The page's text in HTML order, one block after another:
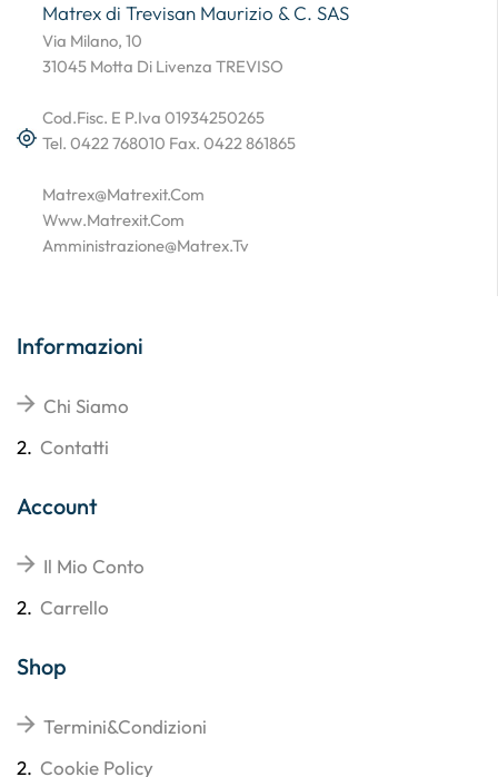
Matrex di Trevisan Maurizio & C. SAS
Via Milano, 10
31045 Motta Di Livenza TREVISO
Cod.Fisc. E P.Iva 01934250265
Tel. 0422 768010 Fax. 0422 861865
Matrex@matrexit.com
Www.matrexit.com
Amministrazione@matrex.tv
Informazioni
Chi Siamo
2. Contatti
Account
Il Mio Conto
2. Carrello
Shop
Termini&Condizioni
2. Cookie Policy